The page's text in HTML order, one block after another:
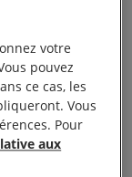
qui devraient
avec
fouet.
un prix
un
votre
pouvez
ce cas, les
Vous
Pour
aux